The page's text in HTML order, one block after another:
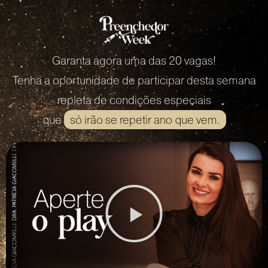
Garanta agora uma das 20 vagas!
Tenha a oportunidade de participar desta semana
repleta de condições especiais
que só irão se repetir ano que vem.